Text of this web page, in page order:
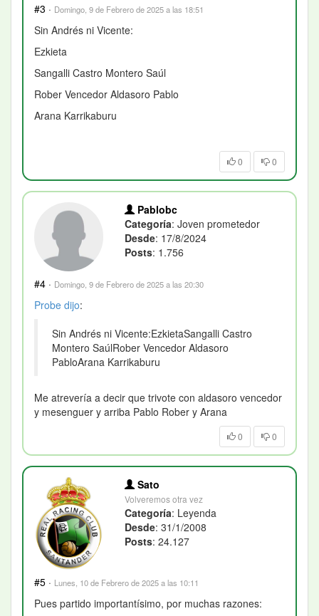
#3 · Domingo, 9 de Febrero de 2025 a las 18:51
Sin Andrés ni Vicente:
Ezkieta
Sangalli Castro Montero Saúl
Rober Vencedor Aldasoro Pablo
Arana Karrikaburu
0 0
Pablobc
Categoría: Joven prometedor
Desde: 17/8/2024
Posts: 1.756
#4 · Domingo, 9 de Febrero de 2025 a las 20:30
Probe dijo:
Sin Andrés ni Vicente:EzkietaSangalli Castro
Montero SaúlRober Vencedor Aldasoro
PabloArana Karrikaburu
Me atrevería a decir que trivote con aldasoro vencedor
y mesenguer y arriba Pablo Rober y Arana
0 0
Sato
Volveremos otra vez
Categoría: Leyenda
Desde: 31/1/2008
Posts: 24.127
#5 · Lunes, 10 de Febrero de 2025 a las 10:11
Pues partido importantísimo, por muchas razones: